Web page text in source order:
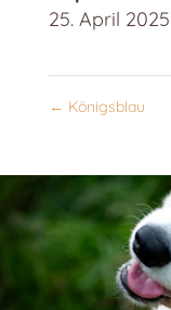
25. April 2025
← Königsblau